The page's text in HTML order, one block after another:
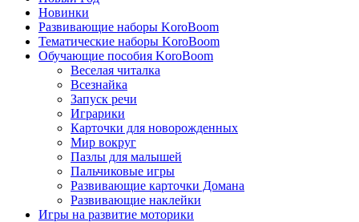
Новинки
Развивающие наборы KoroBoom
Тематические наборы KoroBoom
Обучающие пособия KoroBoom
Веселая читалка
Всезнайка
Запуск речи
Играрики
Карточки для новорожденных
Мир вокруг
Пазлы для малышей
Пальчиковые игры
Развивающие карточки Домана
Развивающие наклейки
Игры на развитие моторики